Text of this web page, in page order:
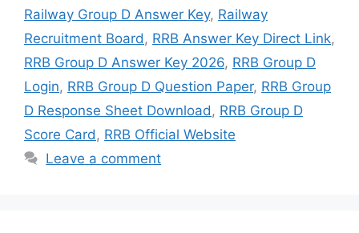
Railway Group D Answer Key, Railway
Recruitment Board , RRB Answer Key Direct Link,
RRB Group D Answer Key 2026, RRB Group D
Login, RRB Group D Question Paper, RRB Group
D Response Sheet Download , RRB Group D
Score Card , RRB Official Website
Leave a comment